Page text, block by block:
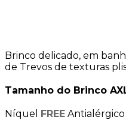
Brinco delicado, em
de Trevos de texturas
Tamanho do Brinco
Níquel FREE Antialérgico